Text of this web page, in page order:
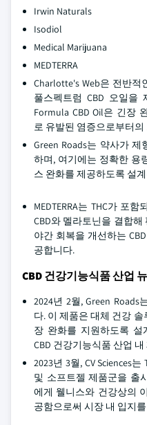
Irwin Naturals
Isodiol
Medical Marijuana
MEDTERRA
Charlotte's Web은 전반적
풀스펙트럼 CBD 오일을
Formula CBD Oil은 긴장
로 유발된 염증으로부터
Green Roads는 약사가
하며, 여기에는 정확한 용
스 완화를 제공하도록 설
MEDTERRA는 THC가 포
CBD와 멜라토닌을 결합
야간 회복을 개선하는
공합니다.
CBD 건강기능식품 산업
2024년 2월, Green Roads
다. 이 제품은 대체 건강
장 완화를 지원하도록
CBD 건강기능식품 산업
2023년 3월, CV Sciences
및 소프트젤 제품군을 출
에게 웰니스와 건강상의
공함으로써 시장 내 입지